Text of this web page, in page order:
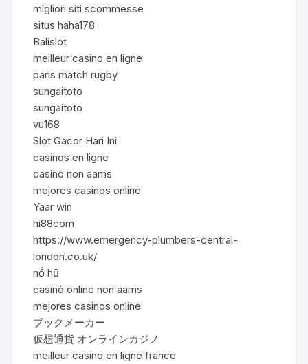
migliori siti scommesse
situs haha178
Balislot
meilleur casino en ligne
paris match rugby
sungaitoto
sungaitoto
vu168
Slot Gacor Hari Ini
casinos en ligne
casino non aams
mejores casinos online
Yaar win
hi88com
https://www.emergency-plumbers-central-
london.co.uk/
nổ hũ
casinò online non aams
mejores casinos online
ブックメーカー
仮想通貨 オンラインカジノ
meilleur casino en ligne france